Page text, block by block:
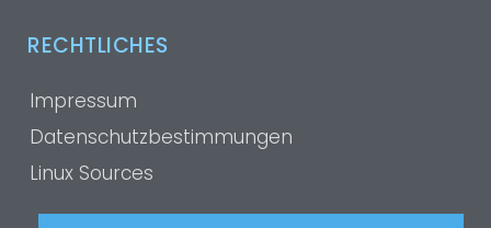
RECHTLICHES
Impressum
Datenschutzbestimmungen
Linux Sources